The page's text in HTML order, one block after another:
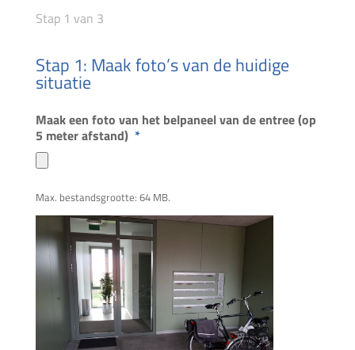
Stap 1 van 3
Stap 1: Maak foto’s van de huidige
situatie
Maak een foto van het belpaneel van de entree (op
5 meter afstand) *
Max. bestandsgrootte: 64 MB.